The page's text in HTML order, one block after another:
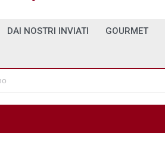
DAI NOSTRI INVIATI GOURMET